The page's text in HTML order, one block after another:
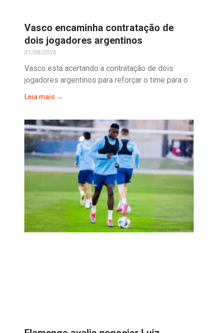
Vasco encaminha contratação de
dois jogadores argentinos
01/08/2026
Vasco está acertando a contratação de dois
jogadores argentinos para reforçar o time para o
Leia mais →